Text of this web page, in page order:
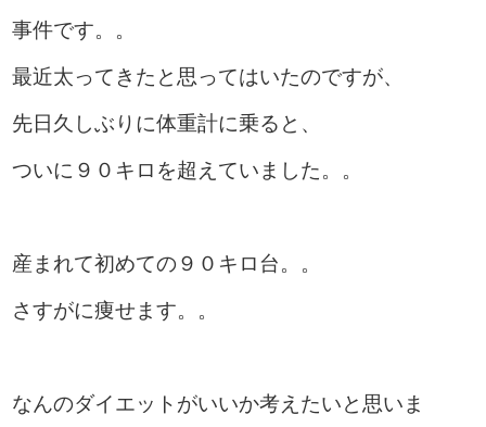
事件です。。
最近太ってきたと思ってはいたのですが、
先日久しぶりに体重計に乗ると、
ついに９０キロを超えていました。。
産まれて初めての９０キロ台。。
さすがに痩せます。。
なんのダイエットがいいか考えたいと思いま